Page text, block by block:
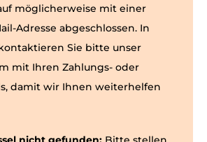
möglicherweise mit einer
Adresse abgeschlossen. In
Sie bitte unser
mit Ihren Zahlungs- oder
damit wir Ihnen weiterhelfen